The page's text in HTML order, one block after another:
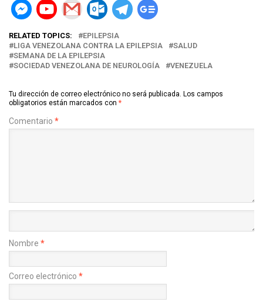
RELATED TOPICS:
EPILEPSIA
LIGA VENEZOLANA CONTRA LA EPILEPSIA
SALUD
SEMANA DE LA EPILEPSIA
SOCIEDAD VENEZOLANA DE NEUROLOGÍA
VENEZUELA
Tu dirección de correo electrónico no será publicada. Los campos
obligatorios están marcados con *
Comentario *
Nombre *
Correo electrónico *